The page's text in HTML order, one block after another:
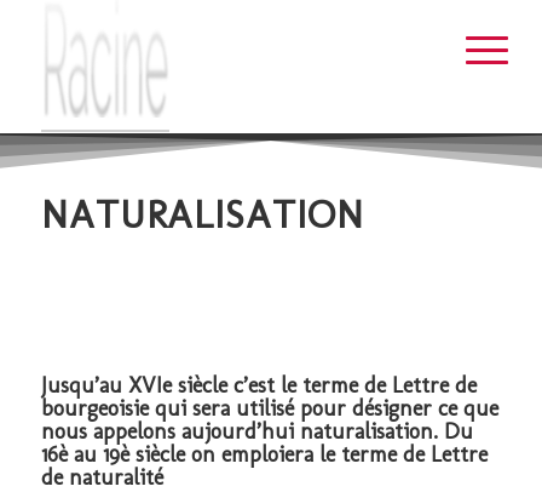
NATURALISATION
Jusqu’au XVIe siècle c’est le terme de Lettre de
bourgeoisie qui sera utilisé pour désigner ce que
nous appelons aujourd’hui naturalisation. Du
16è au 19è siècle on emploiera le terme de Lettre
de naturalité